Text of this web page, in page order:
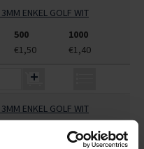
ENKEL GOLF WIT
500
1000
€1,50 €1,40
ENKEL GOLF WIT
1000
€2,70